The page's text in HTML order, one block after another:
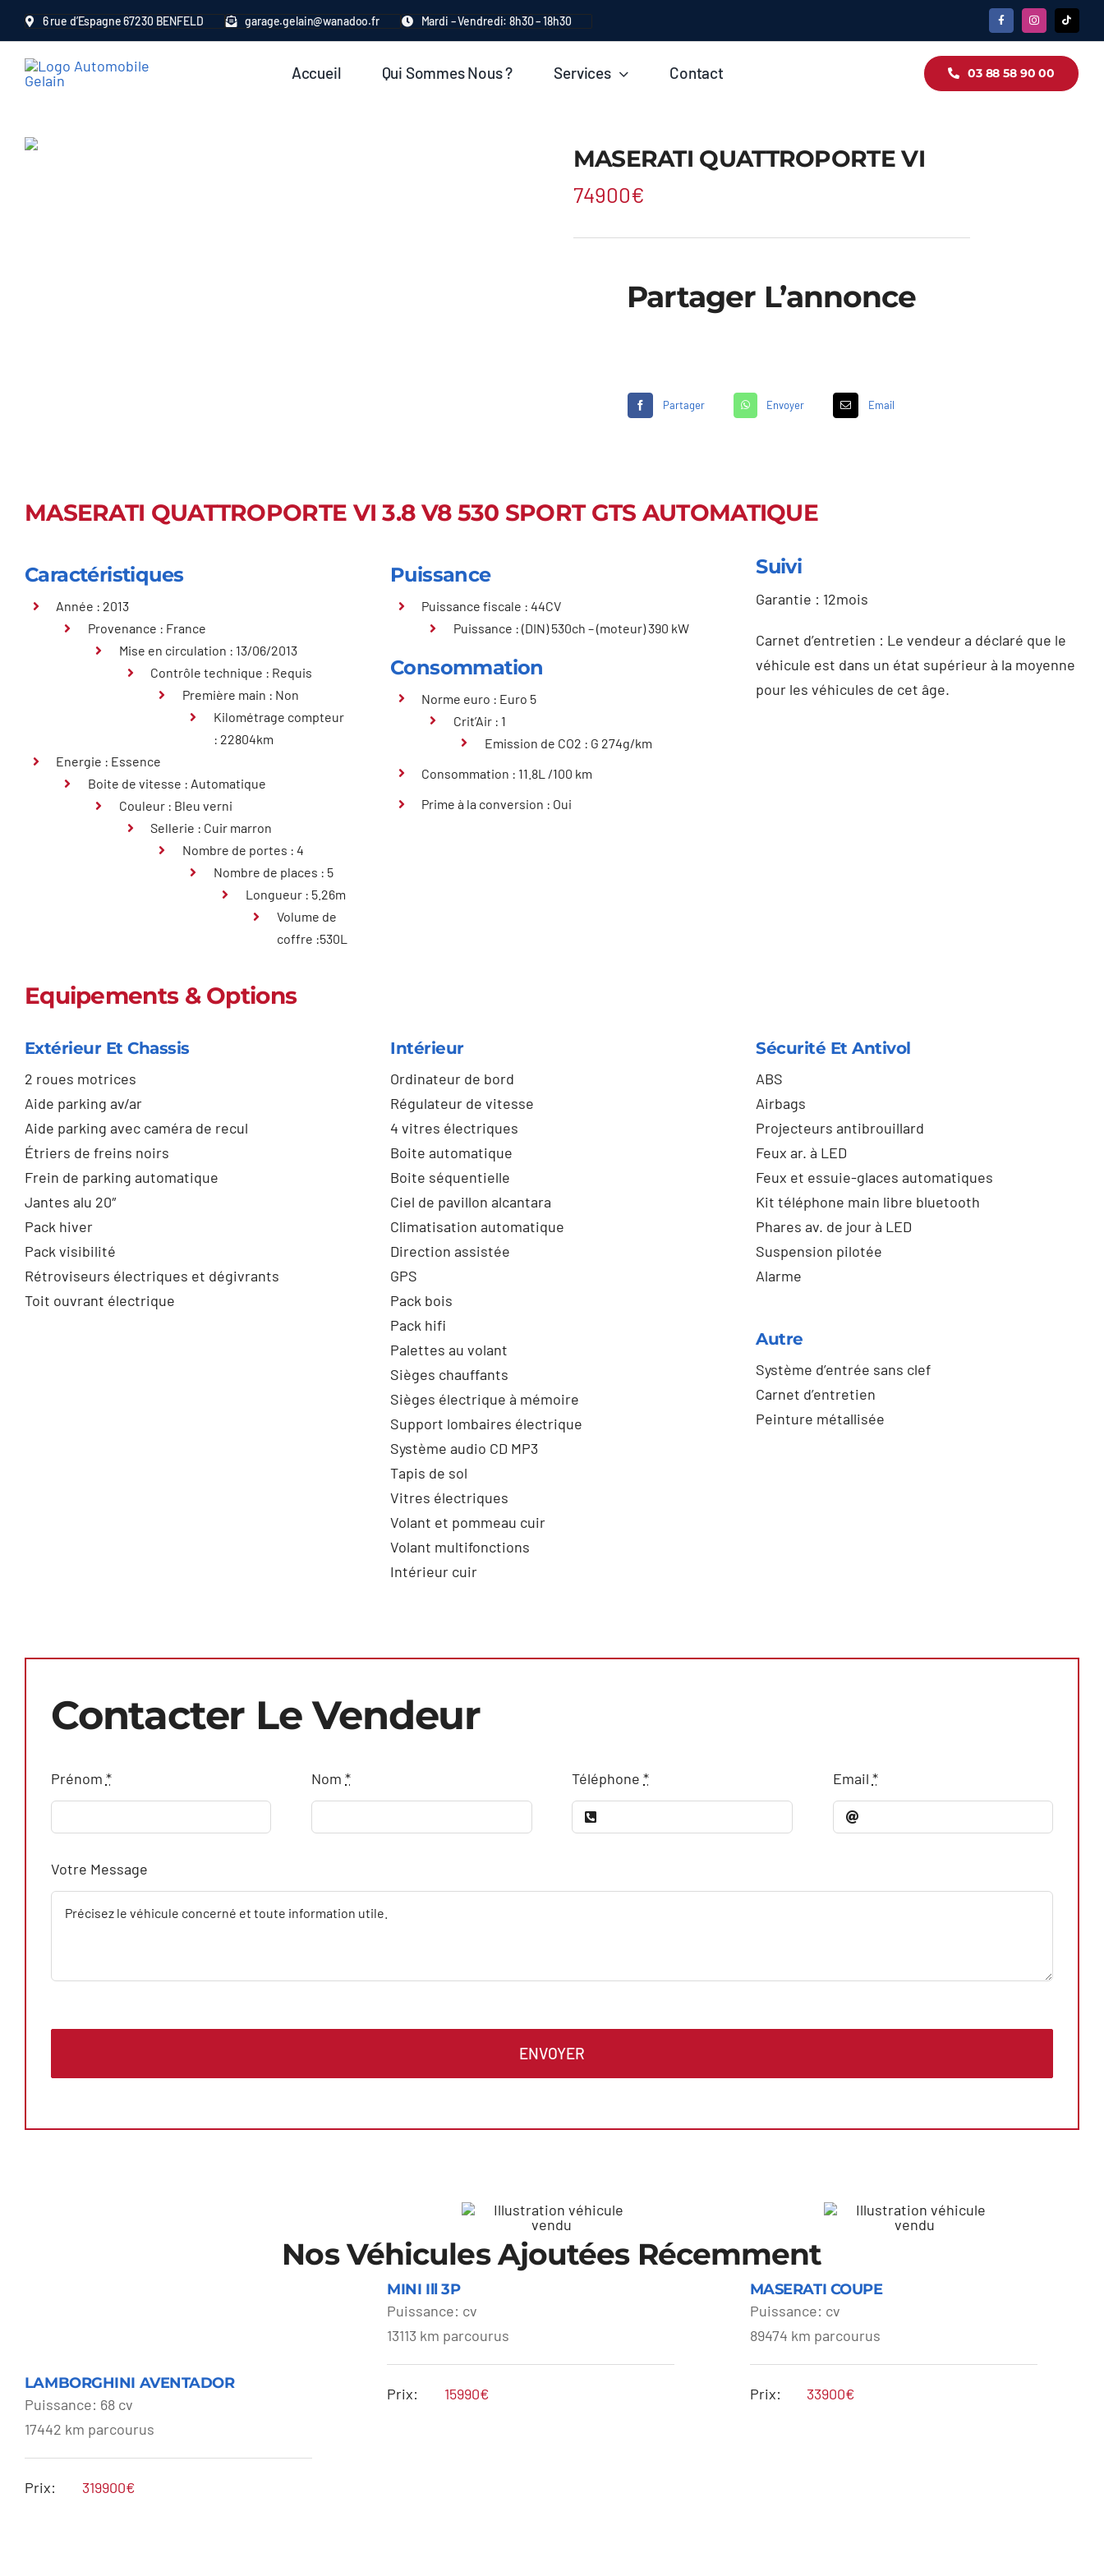
Passer
contenu
6 rue d’Espagne 67230 BENFELD garage.gelain@wanadoo.fr Mardi – Vendredi: 8h30 – 18h30
Accueil Qui Sommes Nous ? Services Contact 03 88 58 90 00
MASERATI QUATTROPORTE VI
74900€
Partager L’annonce
Partager Envoyer Email
MASERATI QUATTROPORTE VI 3.8 V8 530 SPORT GTS AUTOMATIQUE
Caractéristiques
Année : 2013
Provenance : France
Mise en circulation : 13/06/2013
Contrôle technique : Requis
Première main : Non
Kilométrage compteur
: 22804km
Energie : Essence
Boite de vitesse : Automatique
Couleur : Bleu verni
Sellerie : Cuir marron
Nombre de portes : 4
Nombre de places : 5
Longueur : 5.26m
Volume de
coffre :530L
Puissance
Puissance fiscale : 44CV
Puissance : (DIN) 530ch – (moteur) 390 kW
Consommation
Norme euro : Euro 5
Crit’Air : 1
Emission de CO2 : G 274g/km
Consommation : 11.8L /100 km
Prime à la conversion : Oui
Suivi
Garantie : 12mois
Carnet d’entretien : Le vendeur a déclaré que le
véhicule est dans un état supérieur à la moyenne
pour les véhicules de cet âge.
Equipements & Options
Extérieur Et Chassis
2 roues motrices
Aide parking av/ar
Aide parking avec caméra de recul
Étriers de freins noirs
Frein de parking automatique
Jantes alu 20″
Pack hiver
Pack visibilité
Rétroviseurs électriques et dégivrants
Toit ouvrant électrique
Intérieur
Ordinateur de bord
Régulateur de vitesse
4 vitres électriques
Boite automatique
Boite séquentielle
Ciel de pavillon alcantara
Climatisation automatique
Direction assistée
GPS
Pack bois
Pack hifi
Palettes au volant
Sièges chauffants
Sièges électrique à mémoire
Support lombaires électrique
Système audio CD MP3
Tapis de sol
Vitres électriques
Volant et pommeau cuir
Volant multifonctions
Intérieur cuir
Sécurité Et Antivol
ABS
Airbags
Projecteurs antibrouillard
Feux ar. à LED
Feux et essuie-glaces automatiques
Kit téléphone main libre bluetooth
Phares av. de jour à LED
Suspension pilotée
Alarme
Autre
Système d’entrée sans clef
Carnet d’entretien
Peinture métallisée
Contacter Le Vendeur
Prénom * Nom* Téléphone* Email *
Votre Message
ENVOYER
Nos Véhicules Ajoutées Récemment
LAMBORGHINI
AVENTADOR
LAMBORGHINI AVENTADOR
Puissance: 68 cv
17442 km parcourus
Prix: 319900€
MINI Ill 3P
Puissance: cv
13113 km parcourus
Prix: 15990€ MASERATI COUPE
MASERATI COUPE
Puissance: cv
89474 km parcourus
Prix: 33900€